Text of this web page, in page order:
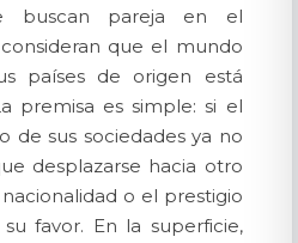
buscan pareja en el
que el mundo
países de origen está
premisa es simple: si el
de sus sociedades ya no
desplazarse hacia otro
o el prestigio
favor. En la superficie,